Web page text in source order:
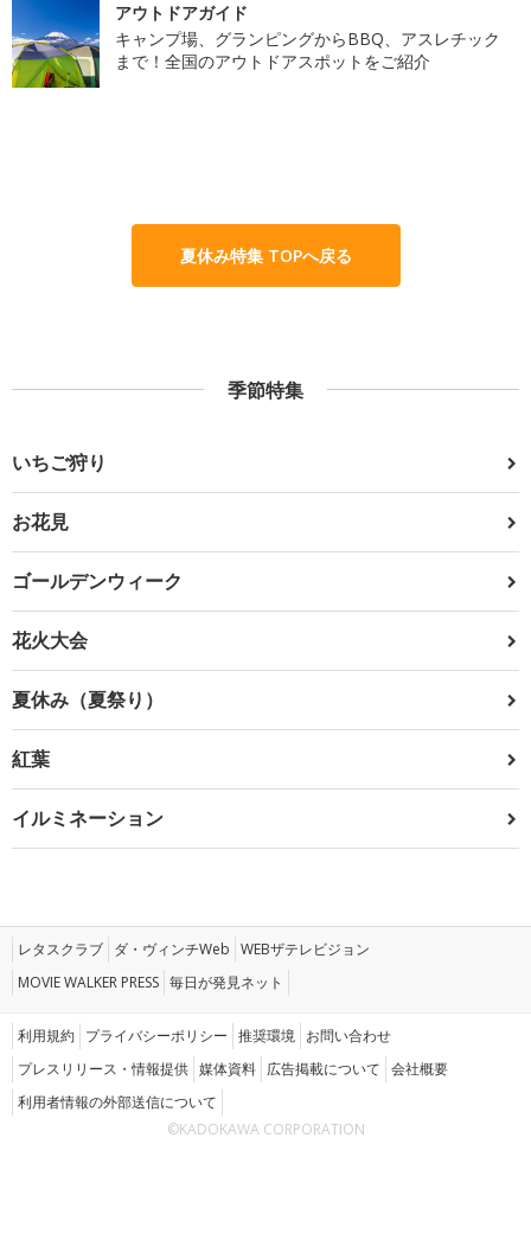
アウトドアガイド
キャンプ場、グランピングからBBQ、アスレチック
まで！全国のアウトドアスポットをご紹介
夏休み特集 TOPへ戻る
季節特集
いちご狩り
お花見
ゴールデンウィーク
花火大会
夏休み（夏祭り）
紅葉
イルミネーション
レタスクラブ ダ・ヴィンチWeb WEBザテレビジョン
MOVIE WALKER PRESS 毎日が発見ネット
利用規約 プライバシーポリシー 推奨環境 お問い合わせ
プレスリリース・情報提供 媒体資料 広告掲載について 会社概要
利用者情報の外部送信について
©KADOKAWA CORPORATION